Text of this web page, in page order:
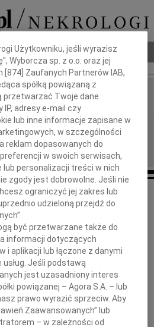
pogrzebowy
Janowi Werewce
prof. WSEI
wyrazy głębokiego współczucia
Użytkowniku, jeśli wyrazisz
Wyborcza sp. z o.o. oraz jej
[874 ] Zaufanych Partnerów IAB,
spółką powiązaną z
przetwarzać Twoje dane
IP, adresy e-mail czy
lub inne informacje zapisane w
w szczególności
reklam dopasowanych do
w swoich serwisach,
lub personalizacji treści w nich
zgody jest dobrowolne. Jeśli nie
ograniczyć jej zakres lub
udzieloną przejdź do
być przetwarzane także do
informacji dotyczących
i aplikacji lub łączone z danymi
Jeśli podstawą
jest uzasadniony interes
powiązanej – Agora S.A. – lub
prawo wyrazić sprzeciw. Aby
Zaawansowanych” lub
– w zależności od